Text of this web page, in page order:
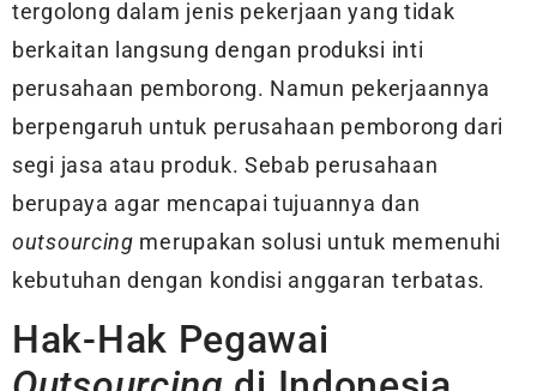
tergolong dalam jenis pekerjaan yang tidak
berkaitan langsung dengan produksi inti
perusahaan pemborong. Namun pekerjaannya
berpengaruh untuk perusahaan pemborong dari
segi jasa atau produk. Sebab perusahaan
berupaya agar mencapai tujuannya dan
outsourcing merupakan solusi untuk memenuhi
kebutuhan dengan kondisi anggaran terbatas.
Hak-Hak Pegawai